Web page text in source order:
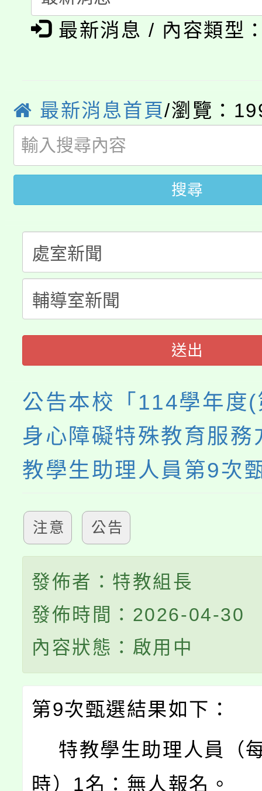
《TA101》溝通分析基
系所師生報名參加。
淨零綠生活教案入校路
會
115年食農教育專業人
學籍身 分審查程序及
版
淨零綠領人才培育課程
公告本校115學年度第
代理(課)教師甄選結果(
「2026金融保險知識
桃園市115學年度學生
代理(課)教師甄選結果(
公告本校115學年度第
代理(課)教師甄選結果(
轉知中國文化大學推廣
《TA101》溝通分析基
程，歡迎學生輔導中心
系所師生報名參加。
最新消息 / 內容類型
最新消息首頁/瀏覽：
搜尋
送出
公告本校「114學年度
身心障礙特殊教育服務
教學生助理人員第9次
注意 公告
發佈者：特教組長
發佈時間：2026-04-30
內容狀態：啟用中
第9次甄選結果如下：
特教學生助理人員（
時） 1名：無人報名。